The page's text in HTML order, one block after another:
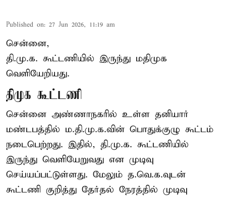
Published on: 27 Jun 2026, 11:19 am
சென்னை,
தி.மு.க. கூட்டணியில் இருந்து மதிமுக
வெளியேறியது.
திமுக கூட்டணி
சென்னை அண்ணாநகரில் உள்ள தனியார்
மண்டபத்தில் ம.தி.மு.க.வின் பொதுக்குழு கூட்டம்
நடைபெற்றது. இதில், தி.மு.க. கூட்டணியில்
இருந்து வெளியேறுவது என முடிவு
செய்யப்பட்டுள்ளது. மேலும் த.வெ.க.வுடன்
கூட்டணி குறித்து தேர்தல் நேரத்தில் முடிவு